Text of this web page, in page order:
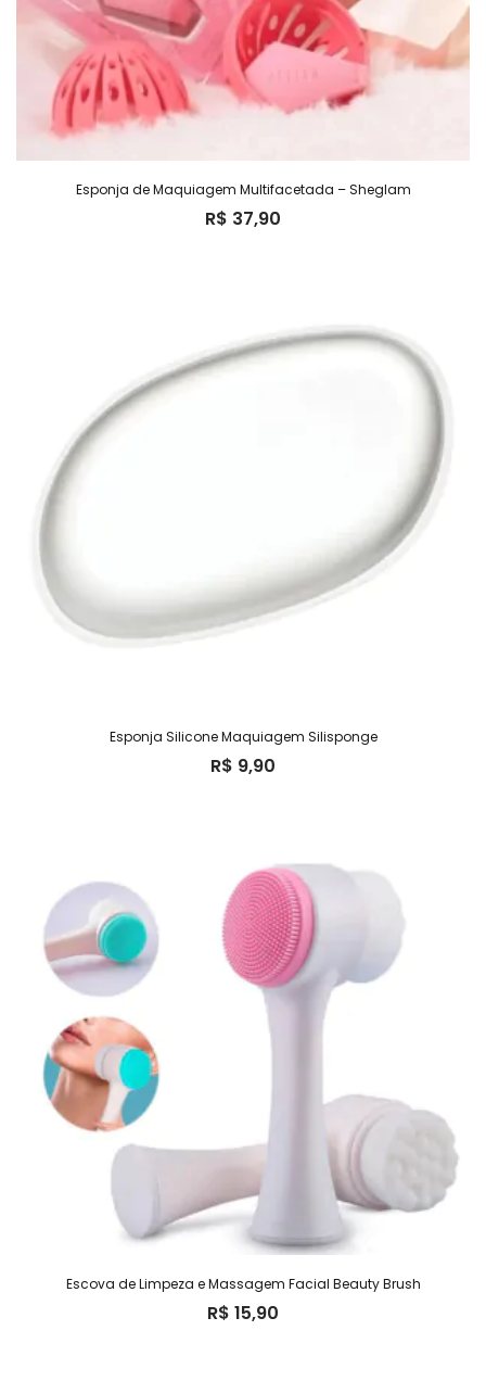
Esponja de Maquiagem Multifacetada – Sheglam
R$ 37,90
Esponja Silicone Maquiagem Silisponge
R$ 9,90
Escova de Limpeza e Massagem Facial Beauty Brush
R$ 15,90